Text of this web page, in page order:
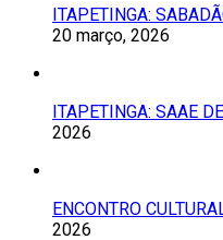
ITAPETINGA:
20 março, 2026
ITAPETINGA: SAAE
2026
ENCONTRO
2026